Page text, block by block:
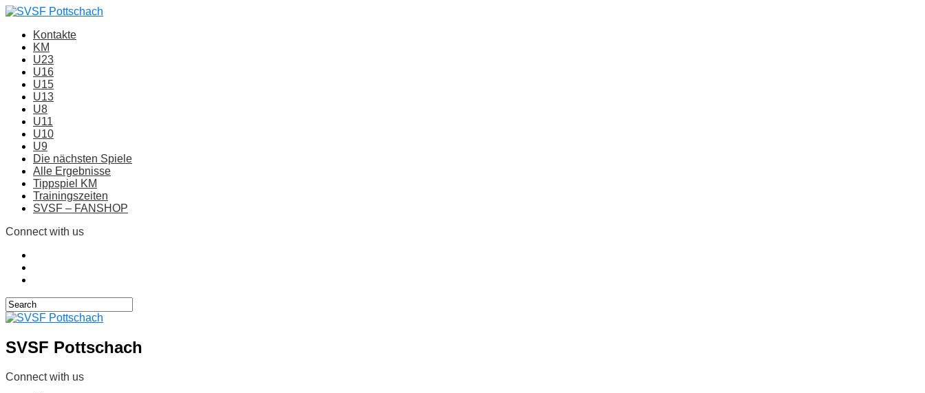
Kontakte
KM
U23
U16
U15
U13
U8
U11
U10
U9
Die nächsten Spiele
Alle Ergebnisse
Tippspiel KM
Trainingszeiten
SVSF – FANSHOP
Connect with us
SVSF Pottschach
Connect with us